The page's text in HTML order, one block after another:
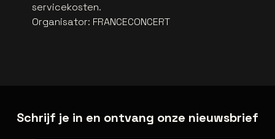
servicekosten.
Organisator: FRANCECONCERT
Schrijf je in en ontvang onze nieuwsbrief